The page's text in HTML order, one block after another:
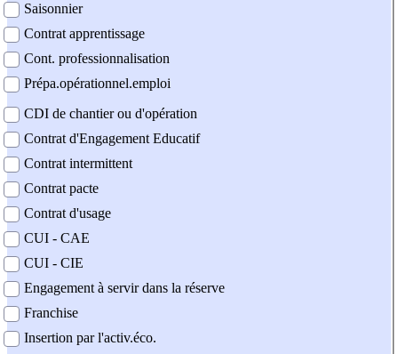
Saisonnier
Contrat apprentissage
Cont. professionnalisation
Prépa.opérationnel.emploi
CDI de chantier ou d'opération
Contrat d'Engagement Educatif
Contrat intermittent
Contrat pacte
Contrat d'usage
CUI - CAE
CUI - CIE
Engagement à servir dans la réserve
Franchise
Insertion par l'activ.éco.